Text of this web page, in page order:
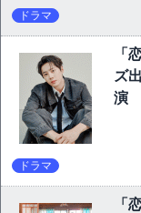
ドラマ
「
ズ
演
ドラマ
「